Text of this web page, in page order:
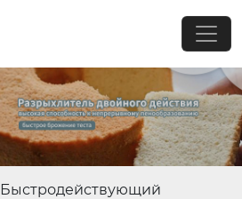
Быстродействующий